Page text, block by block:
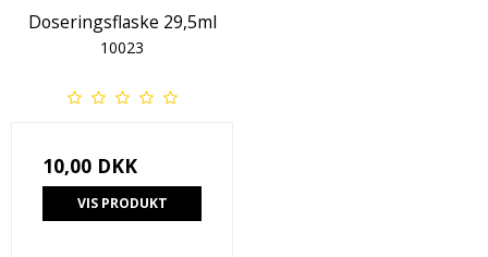
Doseringsflaske 29,5ml
10023
10,00 DKK
VIS PRODUKT